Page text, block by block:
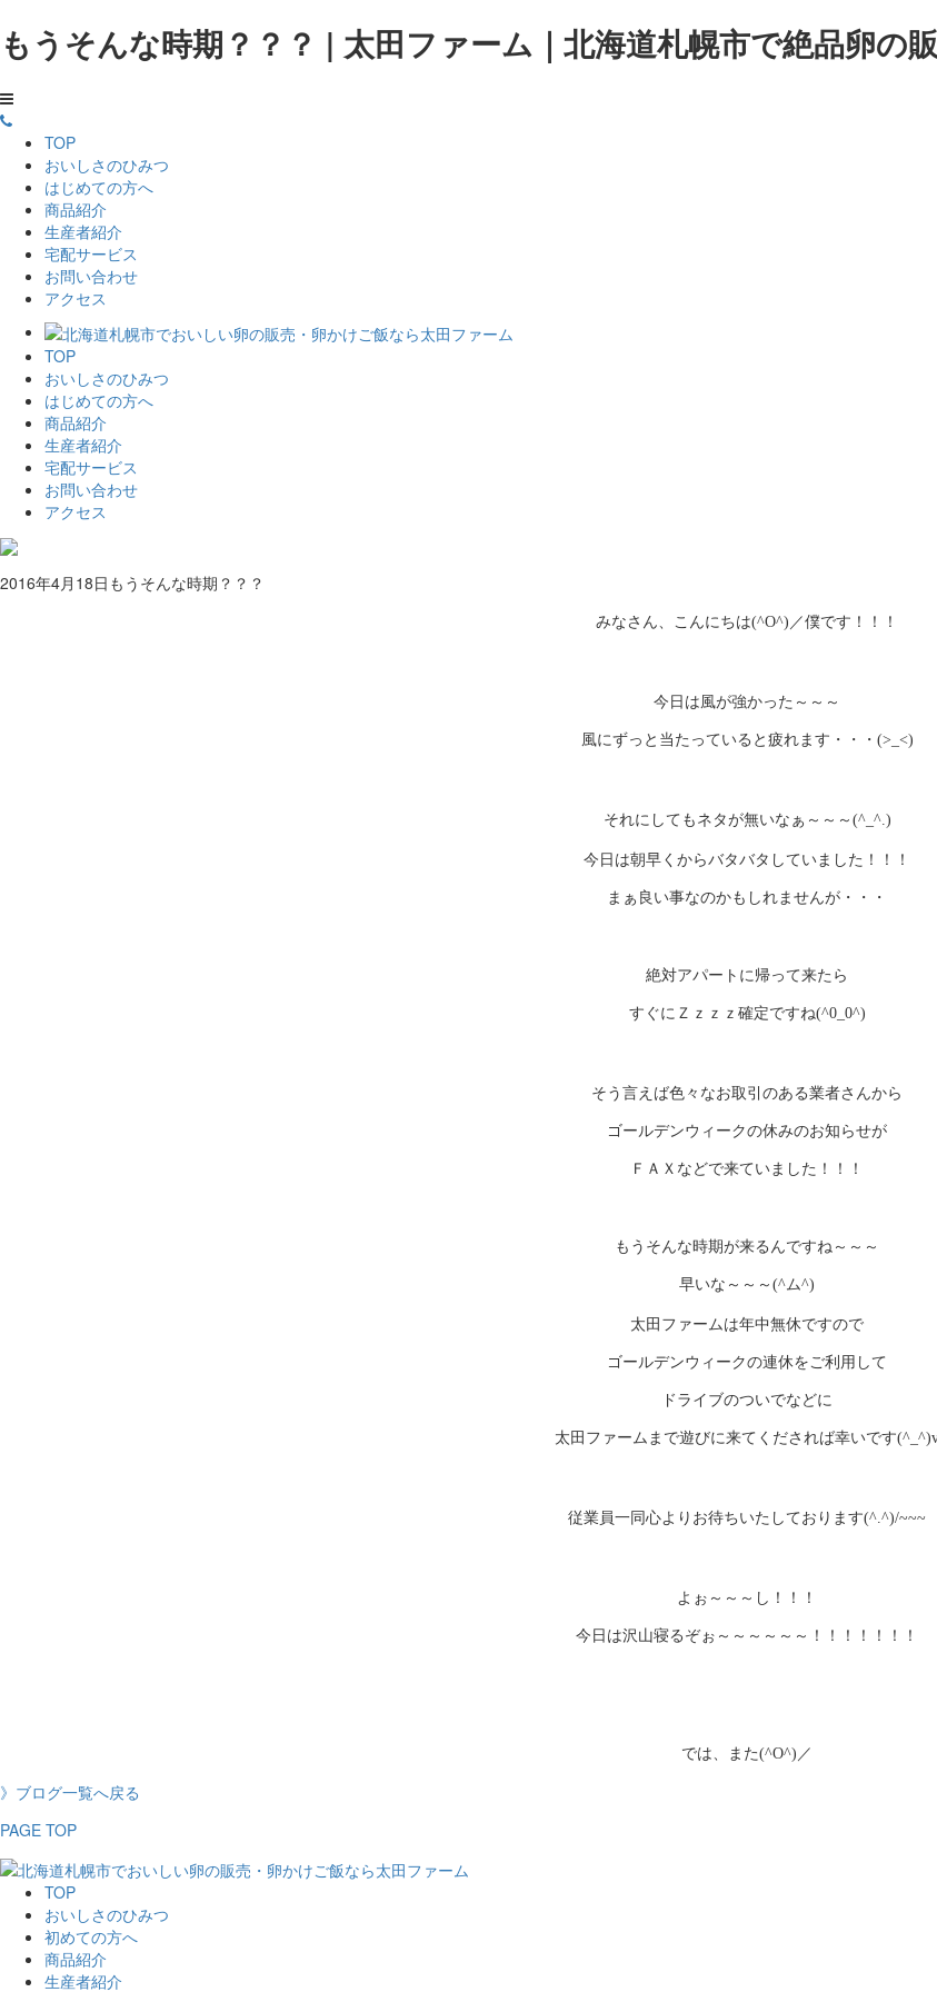
もうそんな時期？？？ | 太田ファーム｜北海道札幌市で絶品卵の
TOP
おいしさのひみつ
はじめての方へ
商品紹介
生産者紹介
宅配サービス
お問い合わせ
アクセス
TOP
おいしさのひみつ
はじめての方へ
商品紹介
生産者紹介
宅配サービス
お問い合わせ
アクセス
2016年4月18日 もうそんな時期？？？
みなさん、こんにちは(^O^) ／僕です！！！
今日は風が強かった～～～
風にずっと当たっていると疲れます・・・ (>_<)
それにしてもネタが無いなぁ～～～ (^_^.)
今日は朝早くからバタバタしていました！！！
まぁ良い事なのかもしれませんが・・・
絶対アパートに帰って来たら
すぐにＺｚｚｚ確定ですね(^0_0^)
そう言えば色々なお取引のある業者さんから
ゴールデンウィークの休みのお知らせが
ＦＡＸなどで来ていました！！！
もうそんな時期が来るんですね～～～
早いな～～～ (^ム^)
太田ファームは年中無休ですので
ゴールデンウィークの連休をご利用して
ドライブのついでなどに
太田ファームまで遊びに来てくだされば幸いです
従業員一同心よりお待ちいたしております(^.^)/~~~
よぉ～～～し！！！
今日は沢山寝るぞぉ～～～～～～！！！！！！！
では、また(^O^) ／
》ブログ一覧へ戻る
PAGE TOP
TOP
おいしさのひみつ
初めての方へ
商品紹介
生産者紹介